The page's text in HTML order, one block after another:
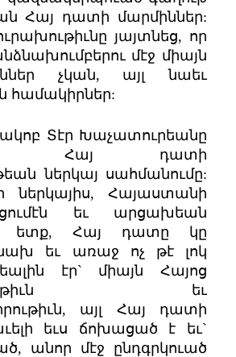
Հայ դատի մարմիններ:
յայտնեց, որ
մէջ միայն
չկան, այլ նաեւ
համակիրներ:
Տէր Խաչատուրեանը
Հայ դատի
ներկայ սահմանումը:
ներկայիս, Հայաստանի
եւ արցախեան
ետք, Հայ դատը կը
եւ առաջ ոչ թէ լոկ
էր` միայն Հայոց
եւ
այլ Հայ դատի
եւս ճոխացած է եւ`
անոր մէջ ընդգրկուած